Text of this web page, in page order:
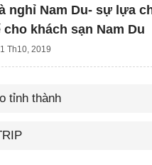
nghỉ Nam Du- sự lựa
cho khách sạn Nam Du
Th10, 2019
tỉnh thành